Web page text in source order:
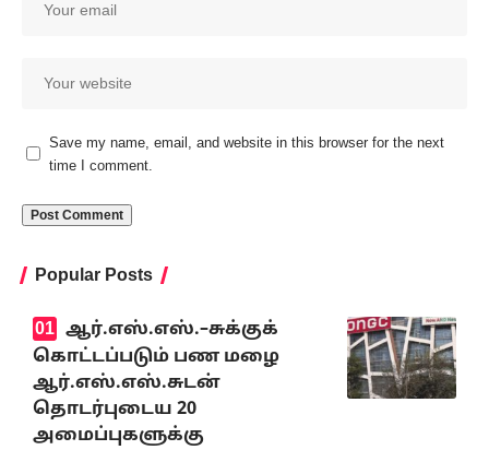
Save my name, email, and website in this browser for the next
time I comment.
Popular Posts
ஆர்.எஸ்.எஸ்.–சுக்குக்
கொட்டப்படும் பண மழை
ஆர்.எஸ்.எஸ்.சுடன்
தொடர்புடைய 20
அமைப்புகளுக்கு